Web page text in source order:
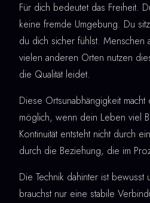
Für dich bedeutet das Freiheit.
keine fremde Umgebung. Du
du dich sicher fühlst. Menschen
vielen anderen Orten nutzen
die Qualität leidet.
Diese Ortsunabhängigkeit
möglich, wenn dein Leben viel
Kontinuität entsteht nicht durch
durch die Beziehung, die im
Die Technik dahinter ist bewusst
brauchst nur eine stabile